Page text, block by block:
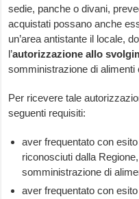
sedie, panche o divani,
acquistati possano anche
un’area antistante il locale,
l’autorizzazione allo
somministrazione di alimenti
Per ricevere tale
seguenti requisiti:
aver frequentato con
riconosciuti dalla
somministrazione di
aver frequentato con